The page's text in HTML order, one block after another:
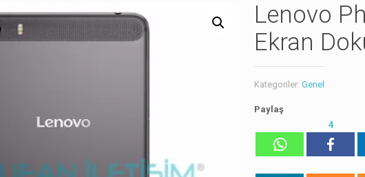
Lenovo
Ekran
Kategoriler:Genel
Paylaş
4